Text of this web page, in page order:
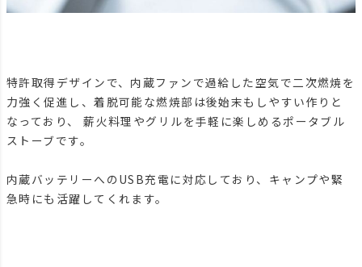
特許取得デザインで、内蔵ファンで過給した空気で二次燃焼を
力強く促進し、着脱可能な燃焼部は後始末もしやすい作りと
なっており、 薪火料理やグリルを手軽に楽しめるポータブル
ストーブです。
内蔵バッテリーへのUSB充電に対応しており、キャンプや緊
急時にも活躍してくれます。